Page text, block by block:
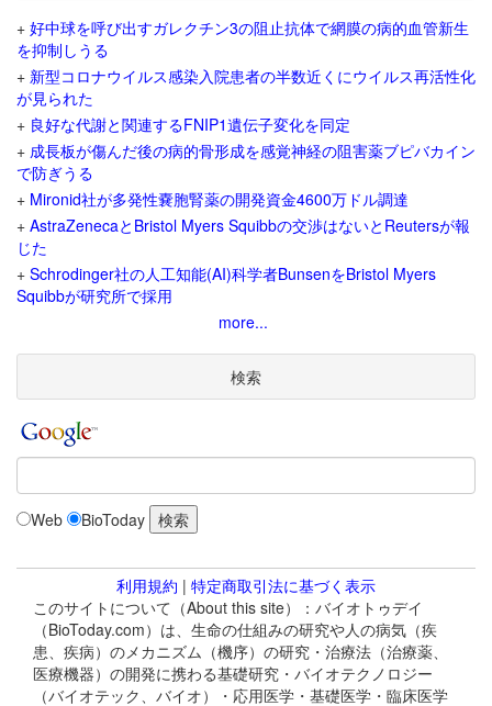
+ 好中球を呼び出すガレクチン3の阻止抗体で網膜の病的血管新生
を抑制しうる
+ 新型コロナウイルス感染入院患者の半数近くにウイルス再活性化
が見られた
+ 良好な代謝と関連するFNIP1遺伝子変化を同定
+ 成長板が傷んだ後の病的骨形成を感覚神経の阻害薬ブピバカイン
で防ぎうる
+ Mironid社が多発性嚢胞腎薬の開発資金4600万ドル調達
+ AstraZenecaとBristol Myers Squibbの交渉はないとReutersが報
じた
+ Schrodinger社の人工知能(AI)科学者BunsenをBristol Myers
Squibbが研究所で採用
more...
検索
Web BioToday
利用規約 | 特定商取引法に基づく表示
このサイトについて（About this site）：バイオトゥデイ
（BioToday.com）は、生命の仕組みの研究や人の病気（疾
患、疾病）のメカニズム（機序）の研究・治療法（治療薬、
医療機器）の開発に携わる基礎研究・バイオテクノロジー
（バイオテック、バイオ）・応用医学・基礎医学・臨床医学